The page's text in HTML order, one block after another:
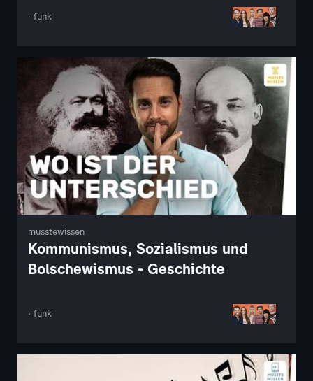
· funk
musstewissen
Kommunismus, Sozialismus und
Bolschewismus - Geschichte
· funk